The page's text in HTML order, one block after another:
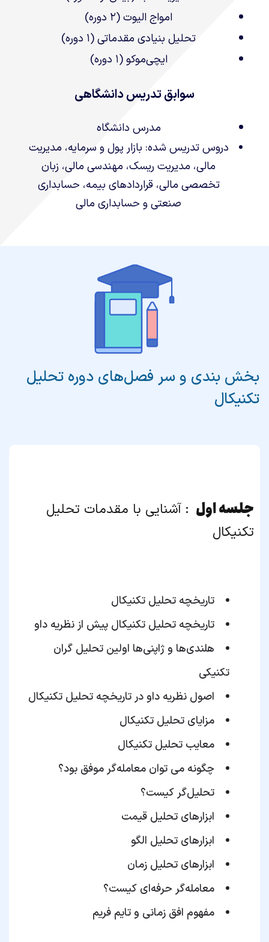
امواج الیوت (۲ دوره)
تحلیل بنیادی مقدماتی (۱ دوره)
ایچی‌موکو (۱ دوره)
سوابق تدریس دانشگاهی
مدرس دانشگاه
دروس تدریس شده: بازار پول و سرمایه، مدیریت
مالی، مدیریت ریسک، مهندسی مالی، زبان
تخصصی مالی، قراردادهای بیمه، حسابداری
صنعتی و حسابداری مالی
بخش بندی و سر فصل‌های دوره تحلیل
تکنیکال
جلسه اول : آشنایی با مقدمات تحلیل
تکنیکال
تاریخچه تحلیل تکنیکال
تاریخچه تحلیل تکنیکال پیش از نظریه داو
هلندی‌ها و ژاپنی‌ها اولین تحلیل گران
تکنیکی
اصول نظریه داو در تاریخچه تحلیل تکنیکال
مزایای تحلیل تکنیکال
معایب تحلیل تکنیکال
چگونه می توان معامله‌گر موفق بود؟
تحلیل‌گر کیست؟
ابزارهای تحلیل قیمت
ابزارهای تحلیل الگو
ابزارهای تحلیل زمان
معامله‌گر حرفه‌ای کیست؟
مفهوم افق زمانی و تایم فریم